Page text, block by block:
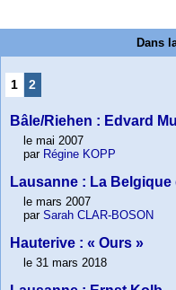
Dans
1 2
Bâle/Riehen : Edvard
le mai 2007
par Régine KOPP
Lausanne : La Belgique
le mars 2007
par Sarah CLAR-BOSON
Hauterive : « Ours »
le 31 mars 2018